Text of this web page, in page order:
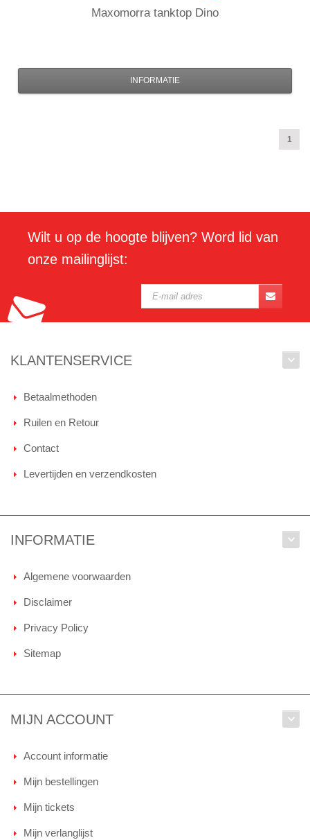
Maxomorratanktop Dino
INFORMATIE
1
Wilt u op de hoogte blijven? Word lid van
onze mailinglijst:
KLANTENSERVICE
Betaalmethoden
Ruilen en Retour
Contact
Levertijden en verzendkosten
INFORMATIE
Algemene voorwaarden
Disclaimer
Privacy Policy
Sitemap
MIJN ACCOUNT
Account informatie
Mijn bestellingen
Mijn tickets
Mijn verlanglijst